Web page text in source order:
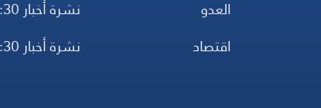
العدو
اقتصاد
نشرة أخبار 15:30
نشرة أخبار 11:30